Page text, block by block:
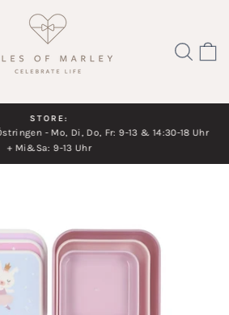
Diashow
STORE:
- Mo, Di, Do, Fr: 9-13 & 14:30-18 Uhr
+ Mi&Sa: 9-13 Uhr